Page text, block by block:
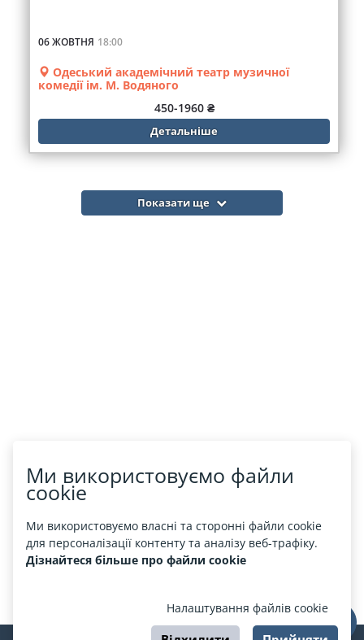
Ми використовуємо файли
cookie
Ми використовуємо власні та сторонні файли cookie
для персоналізації контенту та аналізу веб-трафіку.
Дізнайтеся більше про файли cookie
Налаштування файлів cookie
06 ЖОВТНЯ 18:00
Одеський академічний театр музичної
комедії ім. М. Водяного
450-1960 ₴
Детальніше
Показати ще